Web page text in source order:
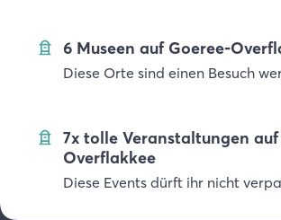
6 Museen auf Goeree-
Diese Orte sind einen Besuch
7x tolle Veranstaltungen
Overflakkee
Diese Events dürft ihr nicht